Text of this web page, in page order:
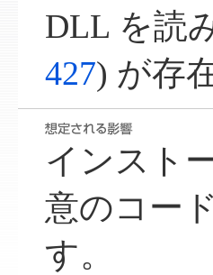
DLL を読
427) が存
インスト
意のコー
す。